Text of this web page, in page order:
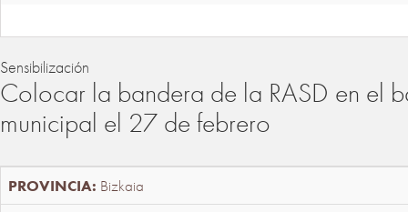
Sensibilización
Colocar la bandera de la RASD en el
municipal el 27 de febrero
Bizkaia